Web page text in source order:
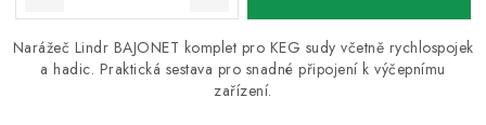
Narážeč Lindr BAJONET komplet pro KEG sudy včetně rychlospojek
a hadic. Praktická sestava pro snadné připojení k výčepnímu
zařízení.